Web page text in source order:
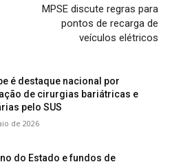
MPSE discute regras para
pontos de recarga de
veículos elétricos
é destaque nacional por
de cirurgias bariátricas e
pelo SUS
de 2026
do Estado e fundos de